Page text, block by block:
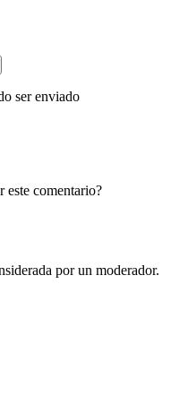
ser enviado
este comentario?
por un moderador.